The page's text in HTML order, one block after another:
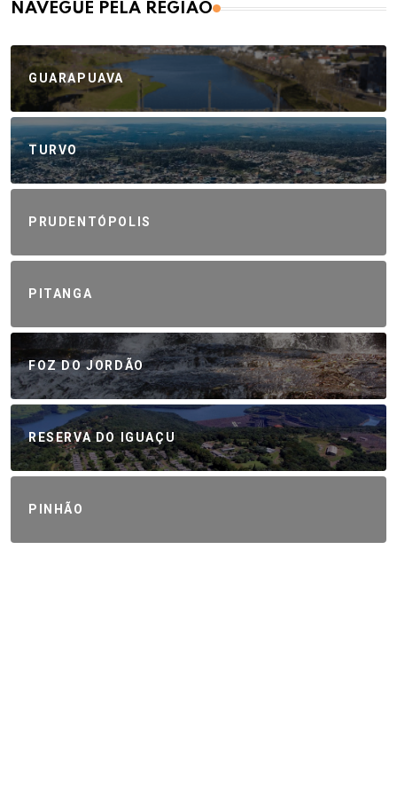
NAVEGUE PELA REGIÃO
GUARAPUAVA
TURVO
PRUDENTÓPOLIS
PITANGA
FOZ DO JORDÃO
RESERVA DO IGUAÇU
PINHÃO